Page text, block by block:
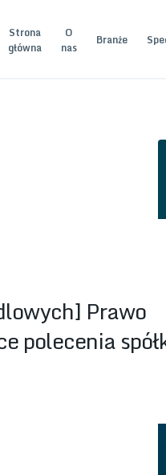
Strona
główna
O
nas
Branże
Prawo
polecenia